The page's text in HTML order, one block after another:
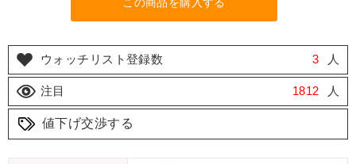
ウォッチリスト登録数 3 人
注目 1812 人
値下げ交渉する